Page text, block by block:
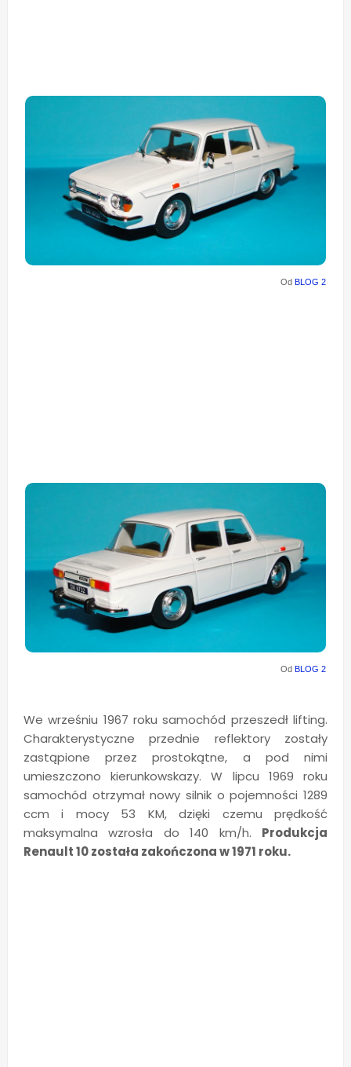
Od BLOG 2
Od BLOG 2
We wrześniu 1967 roku samochód przeszedł lifting.
Charakterystyczne przednie reflektory zostały
zastąpione przez prostokątne, a pod nimi
umieszczono kierunkowskazy. W lipcu 1969 roku
samochód otrzymał nowy silnik o pojemności 1289
ccm i mocy 53 KM, dzięki czemu prędkość
maksymalna wzrosła do 140 km/h. Produkcja
Renault 10 została zakończona w 1971 roku.